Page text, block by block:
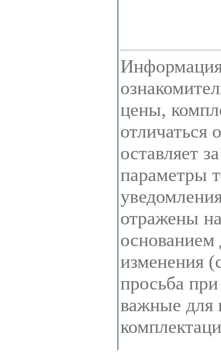
Информация
цены,
отличаться
оставляет
параметры
отражены
основанием
изменения
просьба
важные для